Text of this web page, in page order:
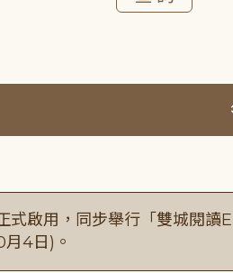
式啟用，同步舉行「雙城閱讀E
4日)。